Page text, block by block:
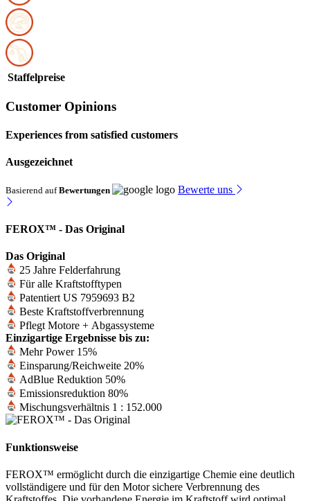
Staffelpreise
Customer Opinions
Experiences from satisfied customers
Ausgezeichnet
Basierend auf Bewertungen Bewerte uns
FEROX™ - Das Original
Das Original
25 Jahre Felderfahrung
Für alle Kraftstofftypen
Patentiert US 7959693 B2
Beste Kraftstoffverbrennung
Pflegt Motore + Abgassysteme
Einzigartige Ergebnisse bis zu:
Mehr Power 15%
Einsparung/Reichweite 20%
AdBlue Reduktion 50%
Emissionsreduktion 80%
Mischungsverhältnis 1 : 152.000
Funktionsweise
FEROX™ ermöglicht durch die einzigartige Chemie eine deutlich
vollständigere und für den Motor sichere Verbrennung des